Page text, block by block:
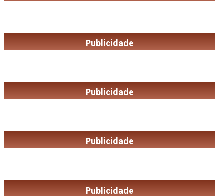
Publicidade
Publicidade
Publicidade
Publicidade